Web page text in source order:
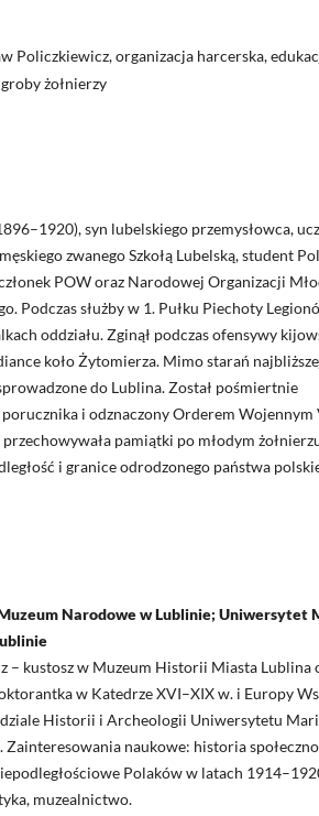
Policzkiewicz, organizacja harcerska,
żołnierzy
syn lubelskiego przemysłowca,
zwanego Szkołą Lubelską, student
POW oraz Narodowej Organizacji
Podczas służby w 1. Pułku Piechoty
oddziału. Zginął podczas ofensywy
koło Żytomierza. Mimo starań
do Lublina. Został pośmiertnie
i odznaczony Orderem
pamiątki po młodym
i granice odrodzonego państwa
Narodowe w Lublinie; Uniwersytet
– kustosz w Muzeum Historii Miasta Lublina
w Katedrze XVI–XIX w. i Europy
Historii i Archeologii Uniwersytetu
Zainteresowania naukowe: historia
Polaków w latach
muzealnictwo.